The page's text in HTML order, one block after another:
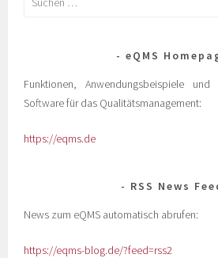
eQMS
Funktionen, Anwendungsbeispiele und
Software für das Qualitätsmanagement:
https://eqms.de
RSS News
News zum eQMS automatisch abrufen:
https://eqms-blog.de/?feed=rss2